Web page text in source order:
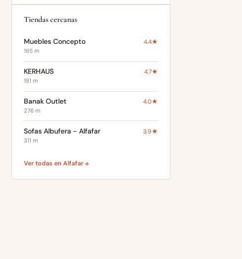
Tiendas cercanas
Muebles Concepto 4.4★
165 m
KERHAUS 4.7★
181 m
Banak Outlet 4.0★
276 m
Sofas Albufera - Alfafar 3.9★
311 m
Ver todas en Alfafar